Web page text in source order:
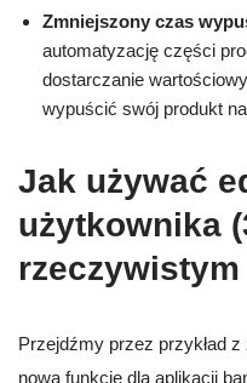
Zmniejszony czas
automatyzację części
dostarczanie
wypuścić swój produkt
Jak używać
użytkownika
rzeczywistym
Przejdźmy przez przykład
nową funkcję dla aplikacji